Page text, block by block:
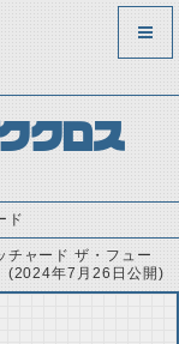
クロス
ド
チャード ザ・フュー
(2024年7月26日公開)